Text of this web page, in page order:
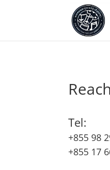
Tel:
+855 98
+855 17